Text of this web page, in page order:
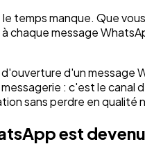
temps manque. Que
chaque message
d'ouverture d'un message
: c'est le canal
sans perdre en qualité
est